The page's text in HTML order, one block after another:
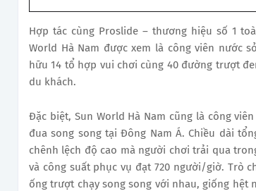
Hợp tác cùng Proslide – thương hiệu số 1
World Hà Nam được xem là công viên nước
hữu 14 tổ hợp vui chơi cùng 40 đường trượt
du khách.
Đặc biệt, Sun World Hà Nam cũng là công
đua song song tại Đông Nam Á. Chiều dài
chênh lệch độ cao mà người chơi trải qua
và công suất phục vụ đạt 720 người/giờ. Trò
ống trượt chạy song song với nhau, giống hệt